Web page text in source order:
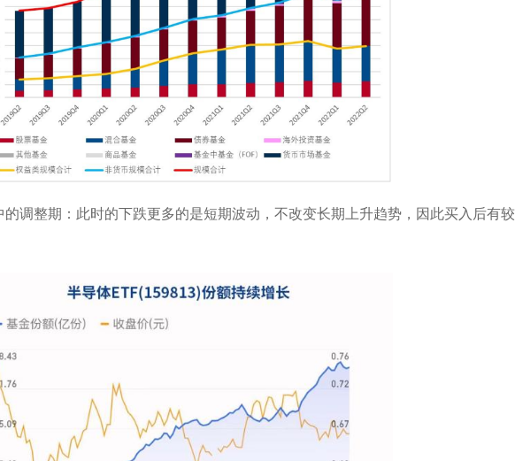
调整期：此时的下跌更多的是短期波动，不改变长期上升趋势，因此买入后有较